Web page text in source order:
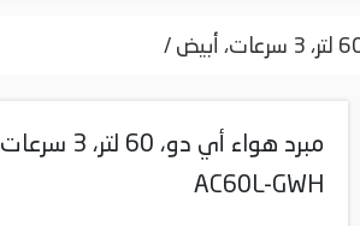
مبرد هواء أي
AC60L-GWH